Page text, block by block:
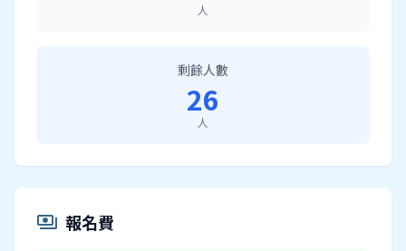
人
剩餘人數
26
人
payments 報名費